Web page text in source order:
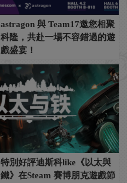
astragon 與 Team17邀您相聚
科隆，共赴一場不容錯過的遊
戲盛宴！
特別好評迪斯科like《以太與
鐵》在Steam 賽博朋克遊戲節